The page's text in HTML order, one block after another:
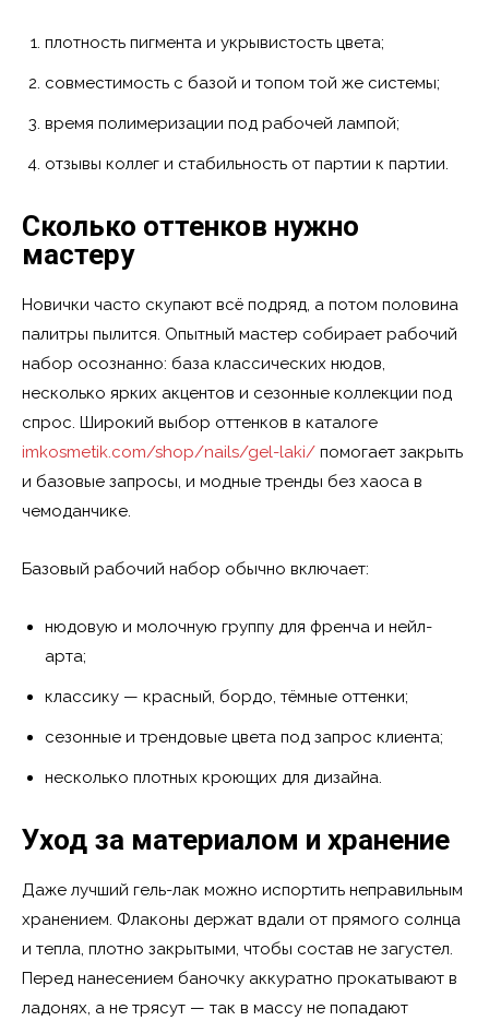
плотность пигмента и укрывистость цвета;
совместимость с базой и топом той же системы;
время полимеризации под рабочей лампой;
отзывы коллег и стабильность от партии к партии.
Сколько оттенков нужно
мастеру
Новички часто скупают всё подряд, а потом половина
палитры пылится. Опытный мастер собирает рабочий
набор осознанно: база классических нюдов,
несколько ярких акцентов и сезонные коллекции под
спрос. Широкий выбор оттенков в каталоге
imkosmetik.com/shop/nails/gel-laki/ помогает закрыть
и базовые запросы, и модные тренды без хаоса в
чемоданчике.
Базовый рабочий набор обычно включает:
нюдовую и молочную группу для френча и нейл-
арта;
классику — красный, бордо, тёмные оттенки;
сезонные и трендовые цвета под запрос клиента;
несколько плотных кроющих для дизайна.
Уход за материалом и хранение
Даже лучший гель-лак можно испортить неправильным
хранением. Флаконы держат вдали от прямого солнца
и тепла, плотно закрытыми, чтобы состав не загустел.
Перед нанесением баночку аккуратно прокатывают в
ладонях, а не трясут — так в массу не попадают